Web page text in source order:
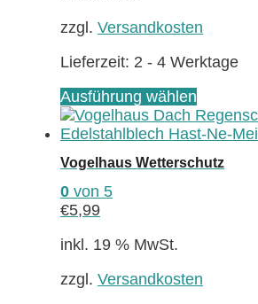
gewählt
zzgl. Versandkosten
Lieferzeit: 2 - 4 Werktage
Ausführung wählen
Produkt
weist
Varianten
der
Vogelhaus Wetterschutz
0 von 5
€5,99
inkl. 19 % MwSt.
zzgl. Versandkosten